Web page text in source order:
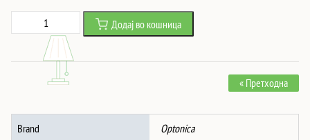
was:
166 ден.
price
111 ден.
АДАПТЕР
E27>E40
Додај во кошница
« Претходна
Brand Optonica